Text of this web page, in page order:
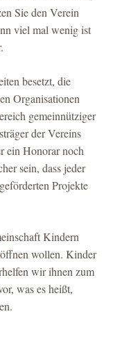
Sie den Verein
viel mal wenig ist
besetzt, die
Organisationen
gemeinnütziger
der Vereins
ein Honorar noch
sein, dass jeder
Projekte
Kindern
wollen. Kinder
wir ihnen zum
was es heißt,